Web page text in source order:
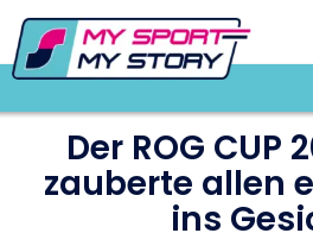
Der ROG CUP
zauberte allen
ins